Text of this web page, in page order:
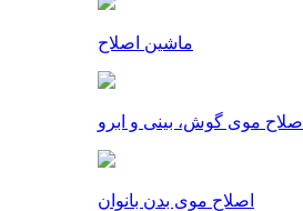
ماشین اصلاح
اصلاح موی گوش، بینی و ابرو
اصلاح موی بدن بانوان